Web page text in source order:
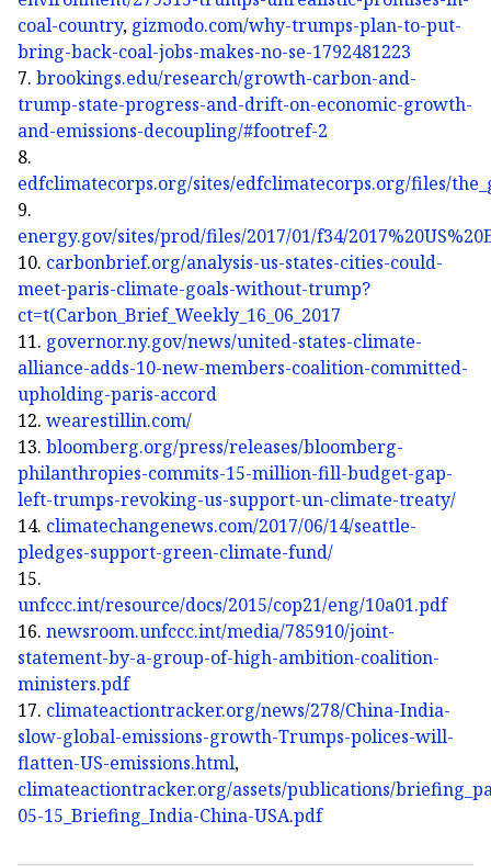
coal-country, gizmodo.com/why-trumps-plan-to-put-
bring-back-coal-jobs-makes-no-se-1792481223
7. brookings.edu/research/growth-carbon-and-
trump-state-progress-and-drift-on-economic-growth-
and-emissions-decoupling/#footref-2
8.
edfclimatecorps.org/sites/edfclimatecorps.org/files/
9.
energy.gov/sites/prod/files/2017/01/f34/
10. carbonbrief.org/analysis-us-states-cities-could-
meet-paris-climate-goals-without-trump?
ct=t(Carbon_Brief_Weekly_16_06_2017
11. governor.ny.gov/news/united-states-climate-
alliance-adds-10-new-members-coalition-committed-
upholding-paris-accord
12. wearestillin.com/
13. bloomberg.org/press/releases/bloomberg-
philanthropies-commits-15-million-fill-budget-gap-
left-trumps-revoking-us-support-un-climate-treaty/
14. climatechangenews.com/2017/06/14/seattle-
pledges-support-green-climate-fund/
15.
unfccc.int/resource/docs/2015/cop21/eng/10a01.pdf
16. newsroom.unfccc.int/media/785910/joint-
statement-by-a-group-of-high-ambition-coalition-
ministers.pdf
17. climateactiontracker.org/news/278/China-India-
slow-global-emissions-growth-Trumps-polices-will-
flatten-US-emissions.html,
climateactiontracker.org/assets/publications/
05-15_Briefing_India-China-USA.pdf